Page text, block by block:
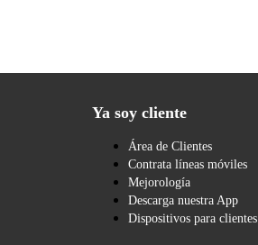
Ya soy cliente
Área de Clientes
Contrata líneas móviles
Mejorología
Descarga nuestra App
Dispositivos para clientes